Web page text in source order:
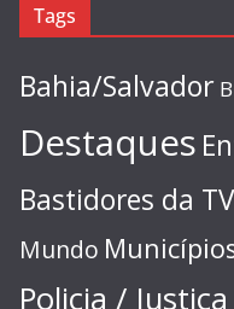
Tags
Bahia/Salvador
Destaques
Bastidores da
Mundo
Policia / Justiça